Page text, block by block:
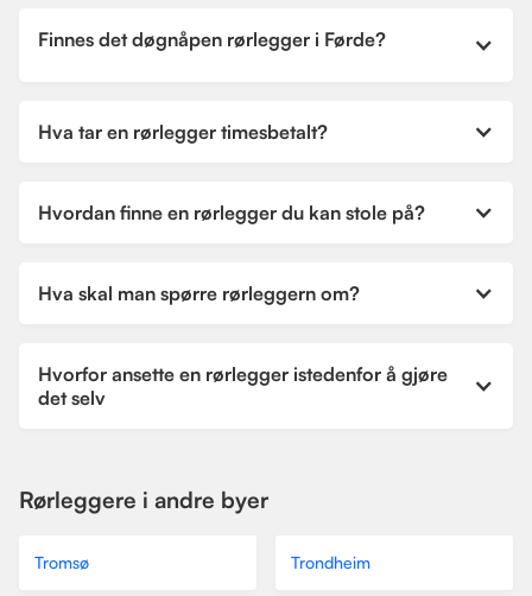
Finnes det døgnåpen rørlegger i Førde?
Hva tar en rørlegger timesbetalt?
Hvordan finne en rørlegger du kan stole på?
Hva skal man spørre rørleggern om?
Hvorfor ansette en rørlegger istedenfor å gjøre
det selv
Rørleggere i andre byer
Tromsø Trondheim